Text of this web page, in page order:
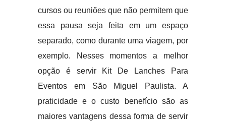
cursos ou reuniões que não permitem que
essa pausa seja feita em um espaço
separado, como durante uma viagem, por
exemplo. Nesses momentos a melhor
opção é servir Kit De Lanches Para
Eventos em São Miguel Paulista. A
praticidade e o custo benefício são as
maiores vantagens dessa forma de servir